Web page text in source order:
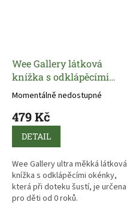
Wee Gallery látková
knížka s odklápěcími
okénky Mazlíčci
Momentálně nedostupné
479 Kč
DETAIL
Wee Gallery ultra měkká látková
knížka s odklápěcími okénky,
která při doteku šustí, je určena
pro děti od 0 roků.